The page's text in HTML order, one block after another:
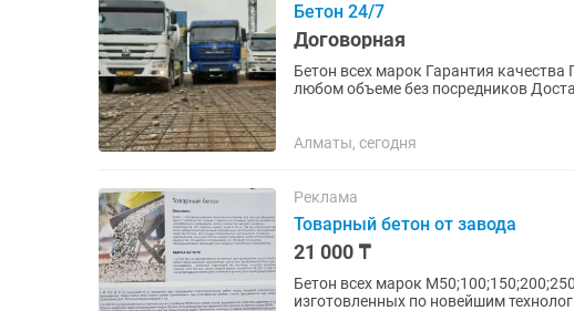
Бетон 24/7
Договорная
Бетон всех марок Гарантия
любом объеме без посредников
Алматы, сегодня
Реклама
Товарный бетон от завода
21 000 ₸
Бетон всех марок
изготовленных по новейшим технологиям. Цена каждой марки зависит от